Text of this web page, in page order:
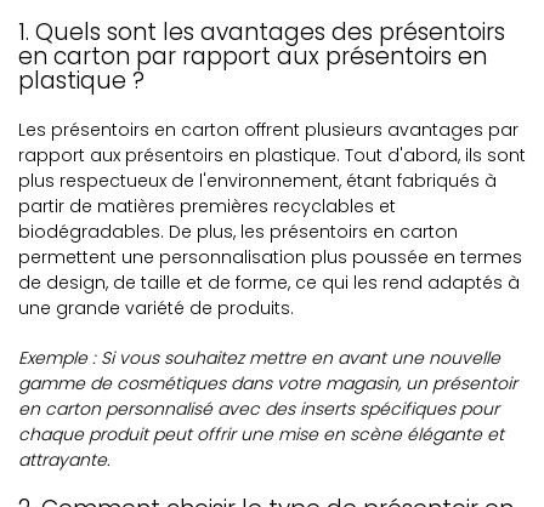
1. Quels sont les avantages des présentoirs
en carton par rapport aux présentoirs en
plastique ?
Les présentoirs en carton offrent plusieurs avantages par
rapport aux présentoirs en plastique. Tout d'abord, ils sont
plus respectueux de l'environnement, étant fabriqués à
partir de matières premières recyclables et
biodégradables. De plus, les présentoirs en carton
permettent une personnalisation plus poussée en termes
de design, de taille et de forme, ce qui les rend adaptés à
une grande variété de produits.
Exemple : Si vous souhaitez mettre en avant une nouvelle
gamme de cosmétiques dans votre magasin, un présentoir
en carton personnalisé avec des inserts spécifiques pour
chaque produit peut offrir une mise en scène élégante et
attrayante.